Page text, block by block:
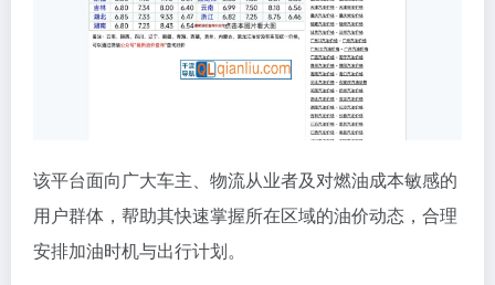
该平台面向广大车主、物流从业者及对燃油成本敏感的
用户群体，帮助其快速掌握所在区域的油价动态，合理
安排加油时机与出行计划。